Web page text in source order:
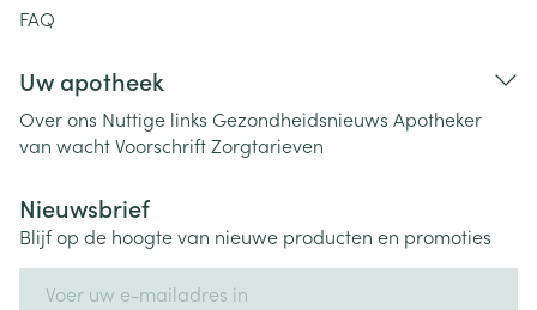
FAQ
Uw apotheek
Over ons Nuttige links Gezondheidsnieuws Apotheker
van wachtVoorschriftZorgtarieven
Nieuwsbrief
Blijf op de hoogte van nieuwe producten en promoties